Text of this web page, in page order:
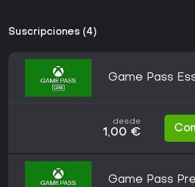
Suscripciones (4)
Game Pass
desde
1,00 €
Game Pass